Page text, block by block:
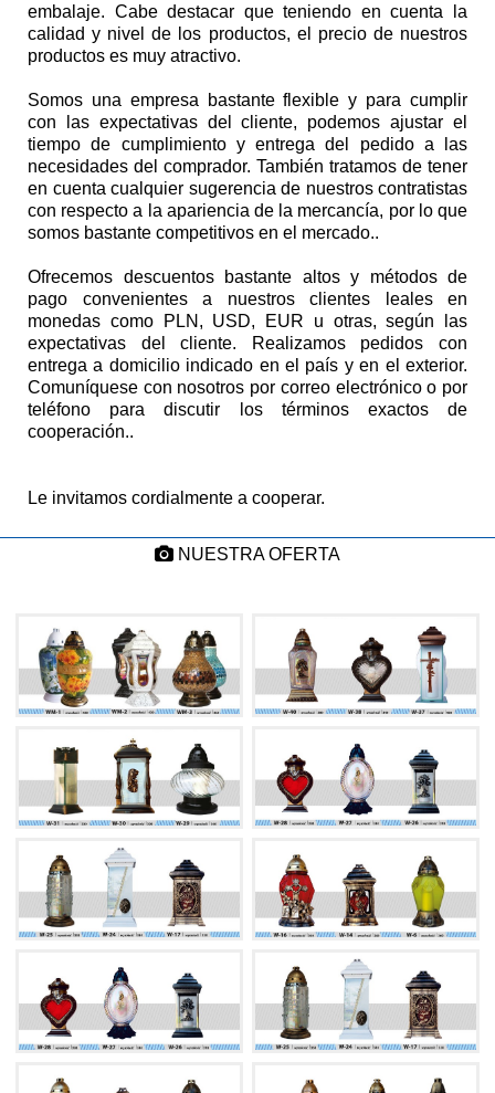
embalaje. Cabe destacar que teniendo en cuenta la
calidad y nivel de los productos, el precio de nuestros
productos es muy atractivo.
Somos una empresa bastante flexible y para cumplir
con las expectativas del cliente, podemos ajustar el
tiempo de cumplimiento y entrega del pedido a las
necesidades del comprador. También tratamos de tener
en cuenta cualquier sugerencia de nuestros contratistas
con respecto a la apariencia de la mercancía, por lo que
somos bastante competitivos en el mercado..
Ofrecemos descuentos bastante altos y métodos de
pago convenientes a nuestros clientes leales en
monedas como PLN, USD, EUR u otras, según las
expectativas del cliente. Realizamos pedidos con
entrega a domicilio indicado en el país y en el exterior.
Comuníquese con nosotros por correo electrónico o por
teléfono para discutir los términos exactos de
cooperación..
Le invitamos cordialmente a cooperar.
NUESTRA OFERTA